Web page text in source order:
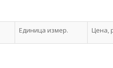
Единица измер. Цена,